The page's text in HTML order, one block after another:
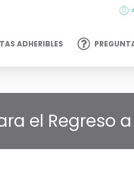
ADHERIBLES
el Regreso